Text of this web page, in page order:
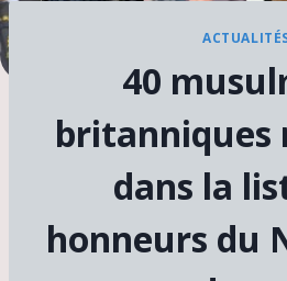
40
britanniques
dans la
honneurs du